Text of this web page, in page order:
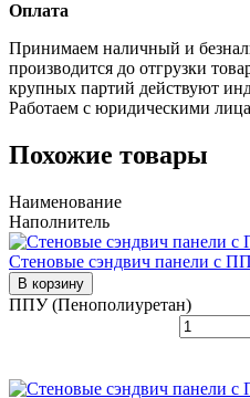
Оплата
Принимаем наличный и
производится до отгрузки
крупных партий действуют
Работаем с юридическими
Похожие товары
Наименование
Наполнитель
Стеновые сэндвич панели с
В корзину
ППУ (Пенополиуретан)